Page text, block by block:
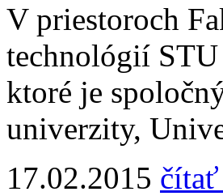
V priestoroch
technológií
ktoré je
univerzity,
17.02.2015